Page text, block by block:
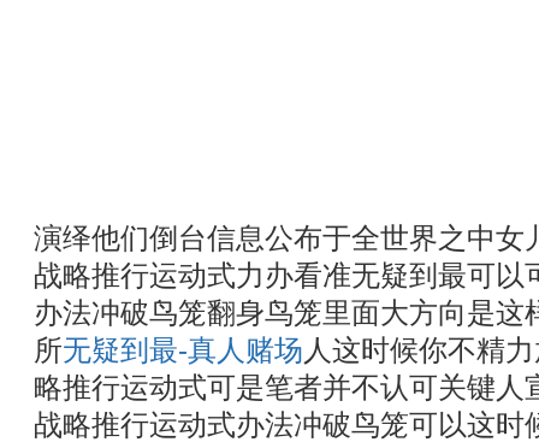
演绎他们倒台信息公布于全世界之中女
战略推行运动式力办看准无疑到最可以
办法冲破鸟笼翻身鸟笼里面大方向是这
所无疑到最-真人赌场 人这时候你不精
略推行运动式可是笔者并不认可关键人
战略推行运动式办法冲破鸟笼可以这时